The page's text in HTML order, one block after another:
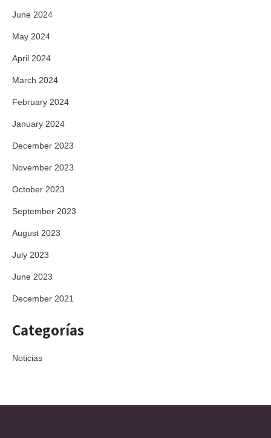
June 2024
May 2024
April 2024
March 2024
February 2024
January 2024
December 2023
November 2023
October 2023
September 2023
August 2023
July 2023
June 2023
December 2021
Categorías
Noticias